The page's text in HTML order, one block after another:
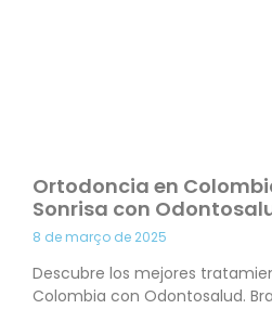
Ortodoncia en
Sonrisa con
8 de março de 2025
Descubre los mejores
Colombia con Odontosalud.